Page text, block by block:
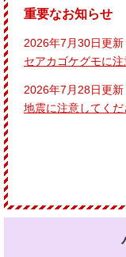
重要なお知らせ
2026年7月30日更新
セアカゴケグモに注
2026年7月28日更新
地震に注意してくだ